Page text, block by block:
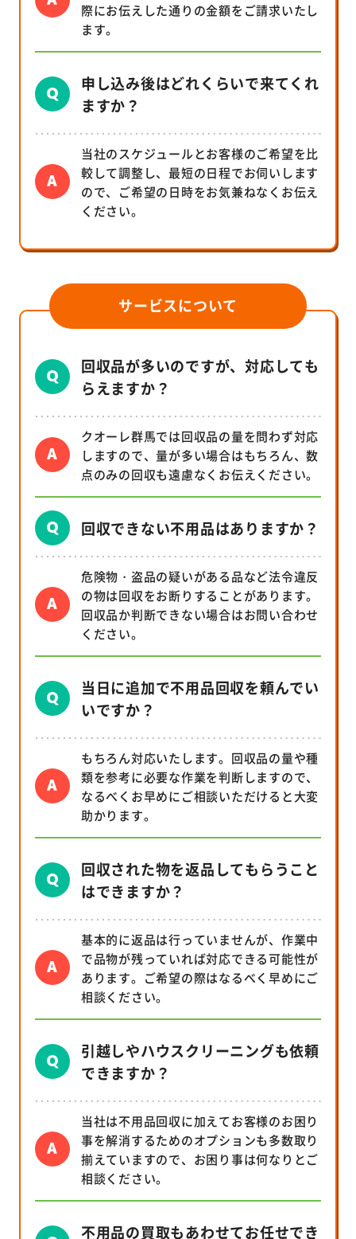
際にお伝えした通りの金額をご請求いたし
ます。
申し込み後はどれくらいで来てくれ
ますか？
当社のスケジュールとお客様のご希望を比
較して調整し、最短の日程でお伺いします
ので、ご希望の日時をお気兼ねなくお伝え
ください。
サービスについて
回収品が多いのですが、対応しても
らえますか？
クオーレ群馬では回収品の量を問わず対応
しますので、量が多い場合はもちろん、数
点のみの回収も遠慮なくお伝えください。
回収できない不用品はありますか？
危険物・盗品の疑いがある品など法令違反
の物は回収をお断りすることがあります。
回収品か判断できない場合はお問い合わせ
ください。
当日に追加で不用品回収を頼んでい
いですか？
もちろん対応いたします。回収品の量や種
類を参考に必要な作業を判断しますので、
なるべくお早めにご相談いただけると大変
助かります。
回収された物を返品してもらうこと
はできますか？
基本的に返品は行っていませんが、作業中
で品物が残っていれば対応できる可能性が
あります。ご希望の際はなるべく早めにご
相談ください。
引越しやハウスクリーニングも依頼
できますか？
当社は不用品回収に加えてお客様のお困り
事を解消するためのオプションも多数取り
揃えていますので、お困り事は何なりとご
相談ください。
不用品の買取もあわせてお任せでき